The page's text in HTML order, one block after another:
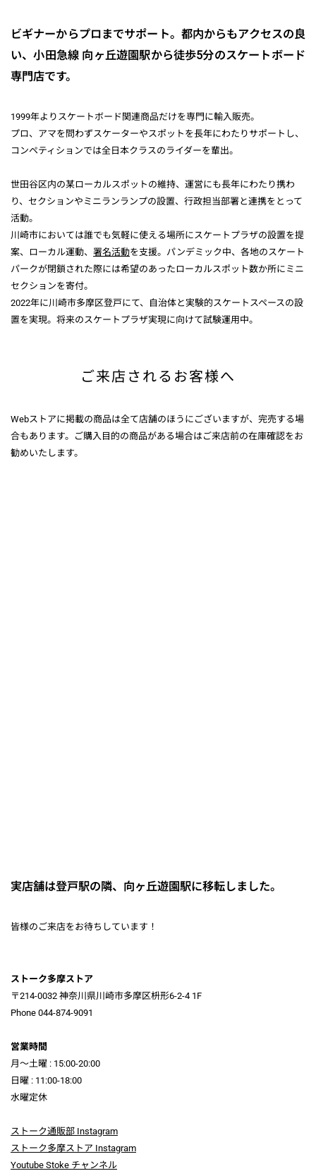
ビギナーからプロまでサポート。都内からもアクセスの良
い、小田急線 向ヶ丘遊園駅から徒歩5分のスケートボード
専門店です。
1999年よりスケートボード関連商品だけを専門に輸入販売。
プロ、アマを問わずスケーターやスポットを長年にわたりサポートし、
コンペティションでは全日本クラスのライダーを輩出。
世田谷区内の某ローカルスポットの維持、運営にも長年にわたり携わ
り、セクションやミニランランプの設置、行政担当部署と連携をとって
活動。
川崎市においては誰でも気軽に使える場所にスケートプラザの設置を提
案、ローカル運動、 署名活動を支援。パンデミック中、各地のスケート
パークが閉鎖された際には希望のあったローカルスポット数か所にミニ
セクションを寄付。
2022年に川崎市多摩区登戸にて、自治体と実験的スケートスペースの設
置を実現。将来のスケートプラザ実現に向けて試験運用中。
ご来店されるお客様へ
Webストアに掲載の商品は全て店舗のほうにございますが、完売する場
合もあります。ご購入目的の商品がある場合はご来店前の在庫確認をお
勧めいたします。
実店舗は登戸駅の隣、向ヶ丘遊園駅に移転しました。
皆様のご来店をお待ちしています！
ストーク多摩ストア
〒214-0032 神奈川県川崎市多摩区枡形6-2-4 1F
Phone 044-874-9091
営業時間
月～土曜 : 15:00-20:00
日曜 : 11:00-18:00
水曜定休
ストーク通販部 Instagram
ストーク多摩ストア Instagram
Youtube Stoke チャンネル